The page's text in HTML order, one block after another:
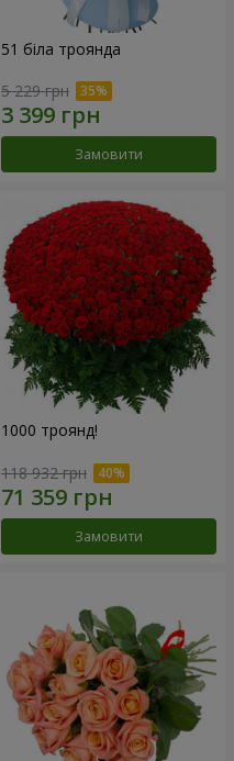
51 біла троянда
5 229 грн
Замовити
1000 троянд!
118 932 грн
Замовити